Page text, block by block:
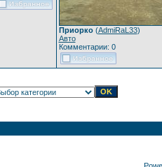
Приорко(AdmiRaL33)
Авто
Комментарии: 0